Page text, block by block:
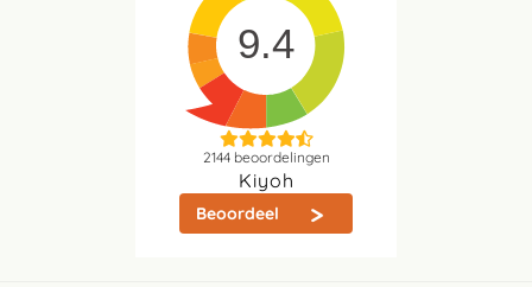
9.4
2144beoordelingen
Kiyoh
Beoordeel